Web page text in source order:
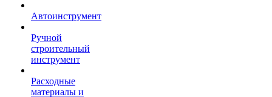
Автоинструмент
Ручной
строительный
инструмент
Расходные
материалы и